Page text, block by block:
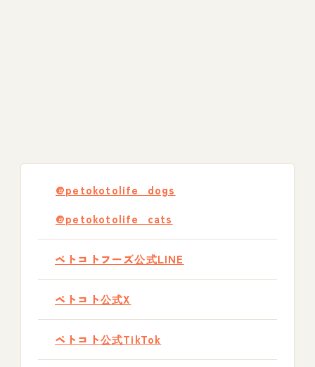
@petokotolife_dogs
@petokotolife_cats
ペトコトフーズ公式LINE
ペトコト公式X
ペトコト公式TikTok